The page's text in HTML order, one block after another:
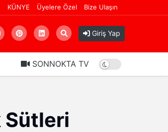
SANAL BAHİSİN KÖKÜ KAZINMALI: AİLELERİ YIKAN SANAL TUZAK!
KÜNYE Üyelere Özel Bize Ulaşın
Giriş Yap
SONNOKTA TV
Sütleri